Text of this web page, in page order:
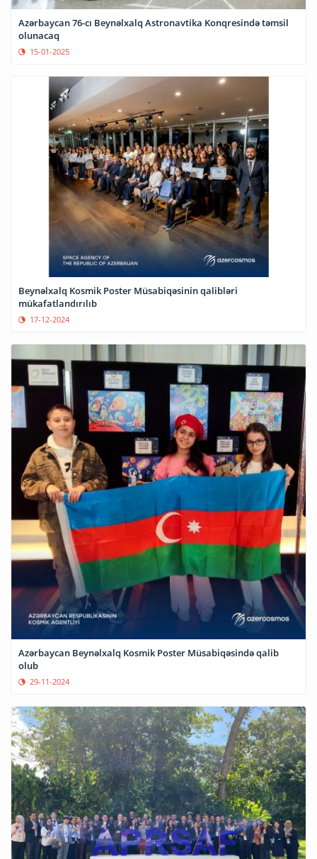
Azərbaycan 76-cı Beynəlxalq Astronavtika Konqresində təmsil
olunacaq
15-01-2025
Beynəlxalq Kosmik Poster Müsabiqəsinin qalibləri
mükafatlandırılıb
17-12-2024
Azərbaycan Beynəlxalq Kosmik Poster Müsabiqəsində qalib
olub
29-11-2024